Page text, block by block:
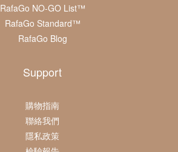
RafaGo NO-GO List™
RafaGo Standard™
RafaGo Blog
Support
購物指南
聯絡我們
隱私政策